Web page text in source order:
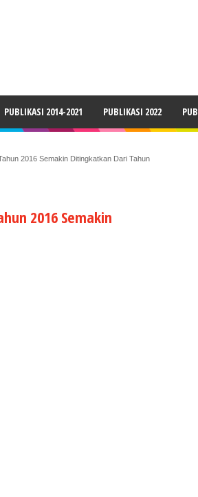
PUBLIKASI 2014-2021 PUBLIKASI 2022
2016 Semakin Ditingkatkan Dari Tahun
2016 Semakin